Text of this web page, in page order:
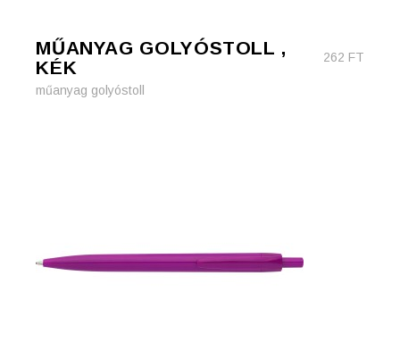
MŰANYAG GOLYÓSTOLL ,
KÉK
262 FT
műanyag golyóstoll